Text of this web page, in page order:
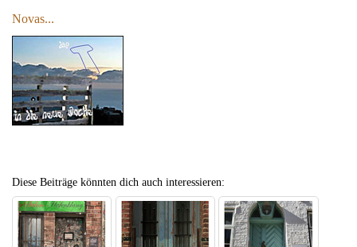
Novas...
Diese Beiträge könnten dich auch interessieren: